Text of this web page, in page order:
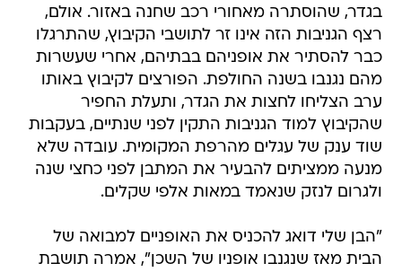
בגדר, שהוסתרה מאחורי רכב שחנה באזור. אולם,
רצף הגניבות הזה אינו זר לתושבי הקיבוץ, שהתרגלו
כבר להסתיר את אופניהם בבתיהם, אחרי שעשרות
מהם נגנבו בשנה החולפת. הפורצים לקיבוץ באותו
ערב הצליחו לחצות את הגדר, ותעלת החפיר
שהקיבוץ למוד הגניבות התקין לפני שנתיים, בעקבות
שוד ענק של עגלים מהרפת המקומית. עובדה שלא
מנעה ממציתים להבעיר את המתבן לפני כחצי שנה
ולגרום לנזק שנאמד במאות אלפי שקלים.
"הבן שלי דואג להכניס את האופניים למבואה של
הבית מאז שנגנבו אופניו של השכן", אמרה תושבת